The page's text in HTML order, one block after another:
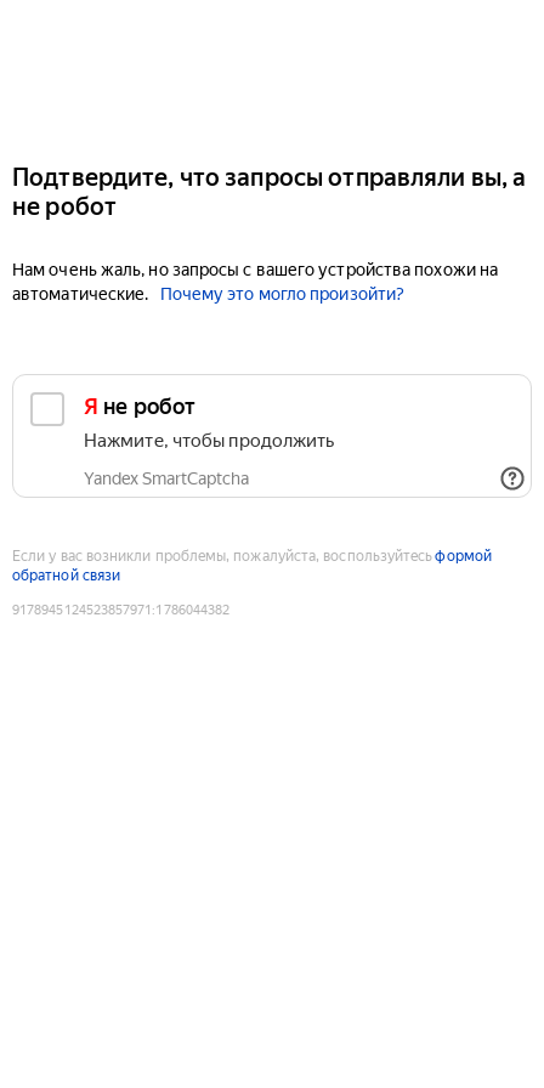
Подтвердите, что запросы отправляли вы, а
не робот
Нам очень жаль, но запросы с вашего устройства похожи на
автоматические.
Почему это могло произойти?
Я не робот
Нажмите, чтобы продолжить
Yandex SmartCaptcha
Если у вас возникли проблемы, пожалуйста, воспользуйтесьформой
обратной связи
9178945124523857971 :1786044382